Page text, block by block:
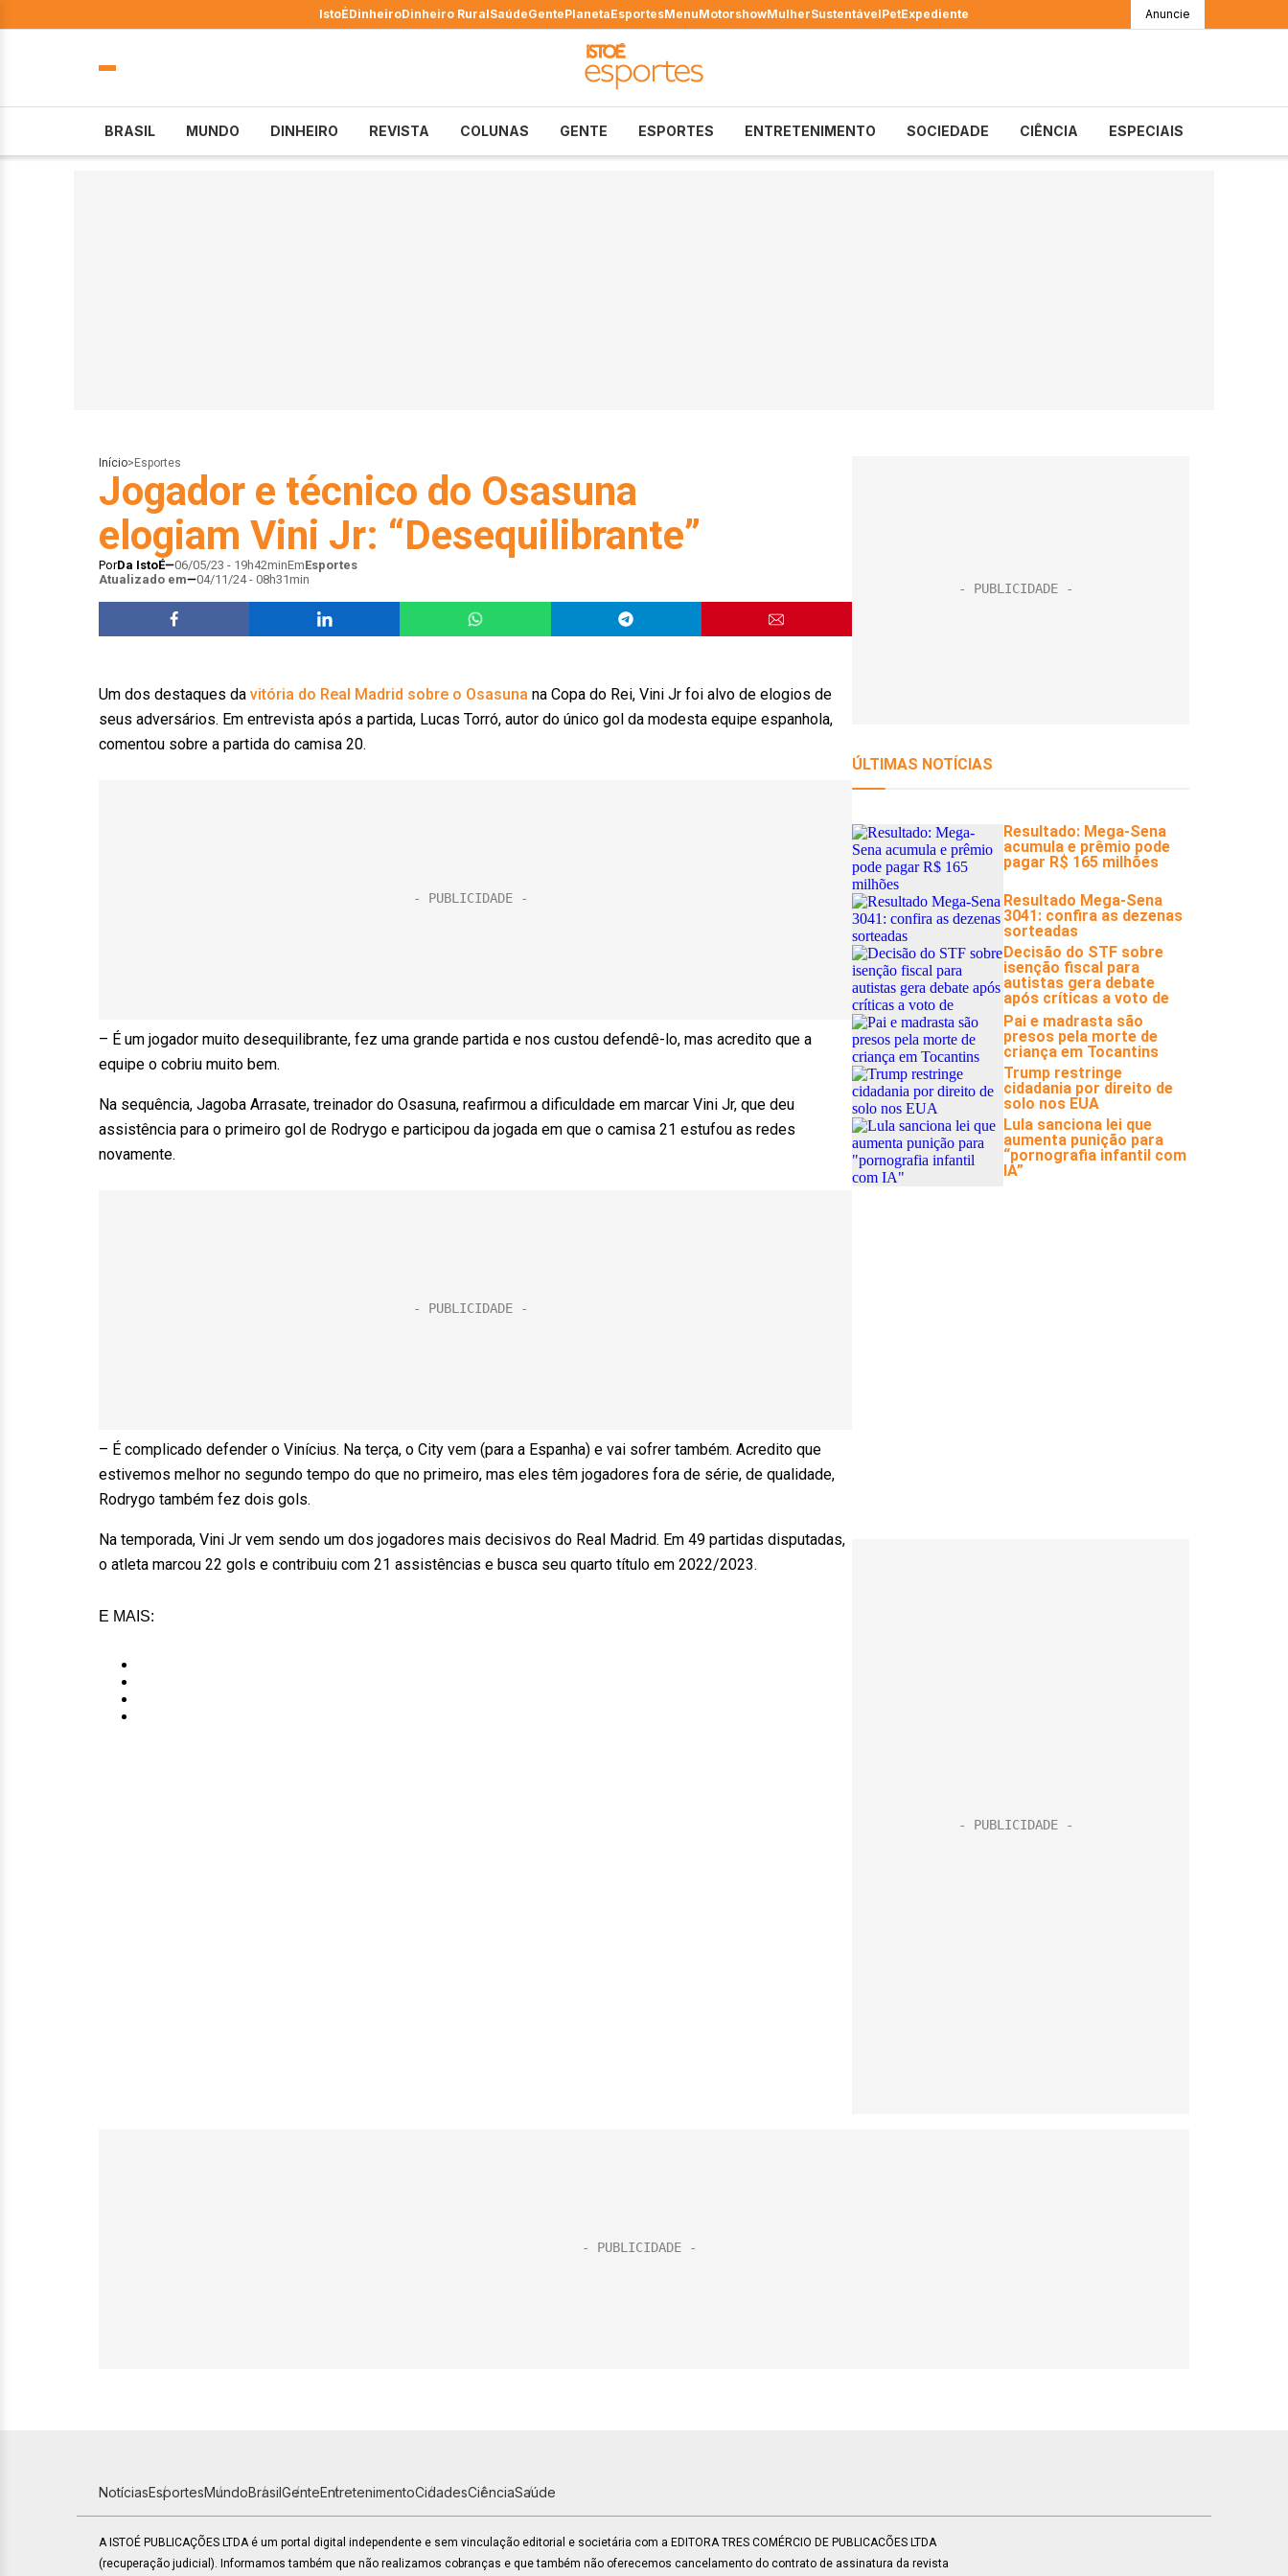
IstoÉDinheiroDinheiro RuralSaúdeGentePlanetaEsportesMenuMotorshowMulherSustentávelPetExpediente Anuncie
BRASIL MUNDO DINHEIRO REVISTA COLUNAS GENTE ESPORTES ENTRETENIMENTO SOCIEDADE CIÊNCIA ESPECIAIS
Início> Esportes
Jogador e técnico do Osasuna
elogiam Vini Jr: “Desequilibrante”
PorDa IstoÉ 06/05/23 - 19h42minEmEsportes
Atualizado em
04/11/24 - 08h31min
Um dos destaques da vitória do Real Madrid sobre o Osasuna na Copa do Rei, Vini Jr foi alvo de elogios de
seus adversários. Em entrevista após a partida, Lucas Torró, autor do único gol da modesta equipe espanhola,
comentou sobre a partida do camisa 20.
– É um jogador muito desequilibrante, fez uma grande partida e nos custou defendê-lo, mas acredito que a
equipe o cobriu muito bem.
Na sequência, Jagoba Arrasate, treinador do Osasuna, reafirmou a dificuldade em marcar Vini Jr, que deu
assistência para o primeiro gol de Rodrygo e participou da jogada em que o camisa 21 estufou as redes
novamente.
– É complicado defender o Vinícius. Na terça, o City vem (para a Espanha) e vai sofrer também. Acredito que
estivemos melhor no segundo tempo do que no primeiro, mas eles têm jogadores fora de série, de qualidade,
Rodrygo também fez dois gols.
Na temporada, Vini Jr vem sendo um dos jogadores mais decisivos do Real Madrid. Em 49 partidas disputadas,
o atleta marcou 22 gols e contribuiu com 21 assistências e busca seu quarto título em 2022/2023.
E MAIS:
NotíciasEsportesMundoBrasilGenteEntretenimentoCidadesCiênciaSaúde
A ISTOÉ PUBLICAÇÕES LTDA é um portal digital independente e sem vinculação editorial e societária com a EDITORA TRES COMÉRCIO DE PUBLICACÕES LTDA
(recuperação judicial). Informamos também que não realizamos cobranças e que também não oferecemos cancelamento do contrato de assinatura da revista